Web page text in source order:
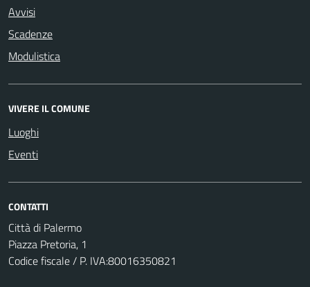
Avvisi
Scadenze
Modulistica
VIVERE IL COMUNE
Luoghi
Eventi
CONTATTI
Città di Palermo
Piazza Pretoria, 1
Codice fiscale / P. IVA:80016350821